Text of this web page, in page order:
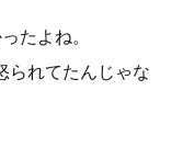
たよね。
られてたんじゃな